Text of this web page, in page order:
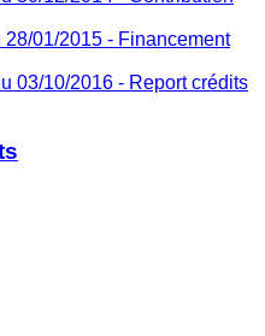
28/01/2015 - Financement
03/10/2016 - Report crédits